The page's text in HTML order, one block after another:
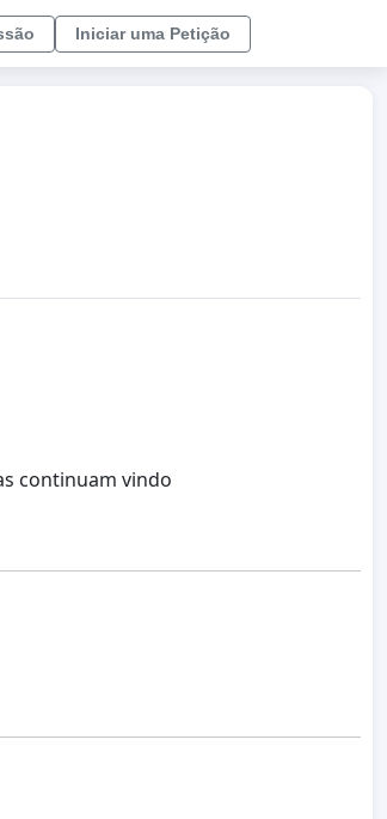
Iniciar uma Petição
continuam vindo